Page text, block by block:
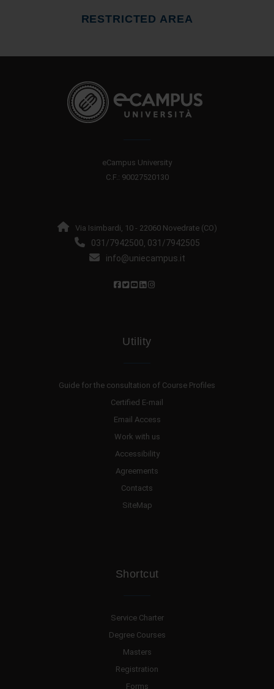
RESTRICTED AREA
eCampus University
C.F.: 90027520130
Via Isimbardi, 10 - 22060 Novedrate (CO)
031/7942500, 031/7942505
info@uniecampus.it
Utility
Guide for the consultation of Course Profiles
Certified E-mail
Email Access
Work with us
Accessibility
Agreements
Contacts
SiteMap
Shortcut
Service Charter
Degree Courses
Masters
Registration
Forms